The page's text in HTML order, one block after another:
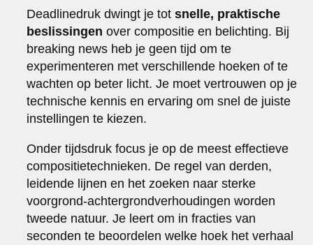
Deadlinedruk dwingt je totsnelle, praktische
beslissingen over compositie en belichting. Bij
breaking news heb je geen tijd om te
experimenteren met verschillende hoeken of te
wachten op beter licht. Je moet vertrouwen op je
technische kennis en ervaring om snel de juiste
instellingen te kiezen.
Onder tijdsdruk focus je op de meest effectieve
compositietechnieken. De regel van derden,
leidende lijnen en het zoeken naar sterke
voorgrond-achtergrondverhoudingen worden
tweede natuur. Je leert om in fracties van
seconden te beoordelen welke hoek het verhaal